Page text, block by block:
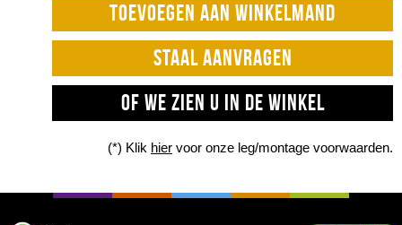
TOEVOEGEN AAN WINKELMAND
STAAL AANVRAGEN
OF WE ZIEN U IN DE WINKEL
(*) Klik hier voor onze leg/montage voorwaarden.